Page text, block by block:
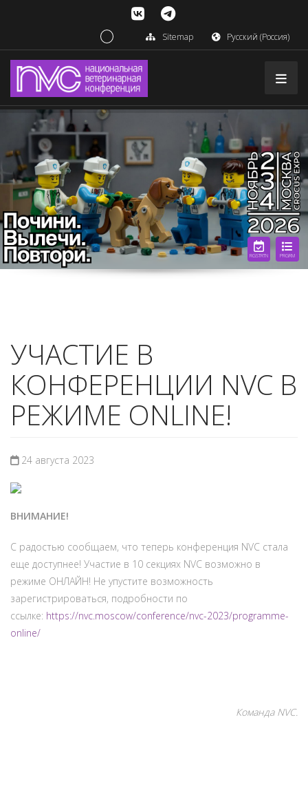
Sitemap Русский (Россия)
PRGRM
RGSTRTN
УЧАСТИЕ В
КОНФЕРЕНЦИИ NVC В
РЕЖИМЕ ONLINE!
24 августа 2023
ВНИМАНИЕ!
С радостью сообщаем, что теперь конференция NVC стала
еще доступнее! Участие в 10 секциях NVC возможно в
режиме ОНЛАЙН! Не упустите возможность
зарегистрироваться, подробности по
ссылке: https://nvc.moscow/conference/nvc-2023/programme-
online/
Команда NVC.